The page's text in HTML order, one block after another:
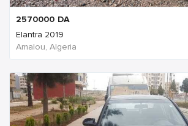
2570000 DA
Elantra 2019
Amalou, Algeria